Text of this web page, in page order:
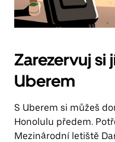
Zarezervuj si
Uberem
S Uberem si můžeš
Honolulu předem.
Mezinárodní letiště